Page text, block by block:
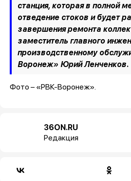
станция, которая в полной
отведение стоков и будет
завершения ремонта
заместитель главного
производственному
Воронеж» Юрий Ленченков.
Фото – «РВК-Воронеж».
36ON.RU
Редакция